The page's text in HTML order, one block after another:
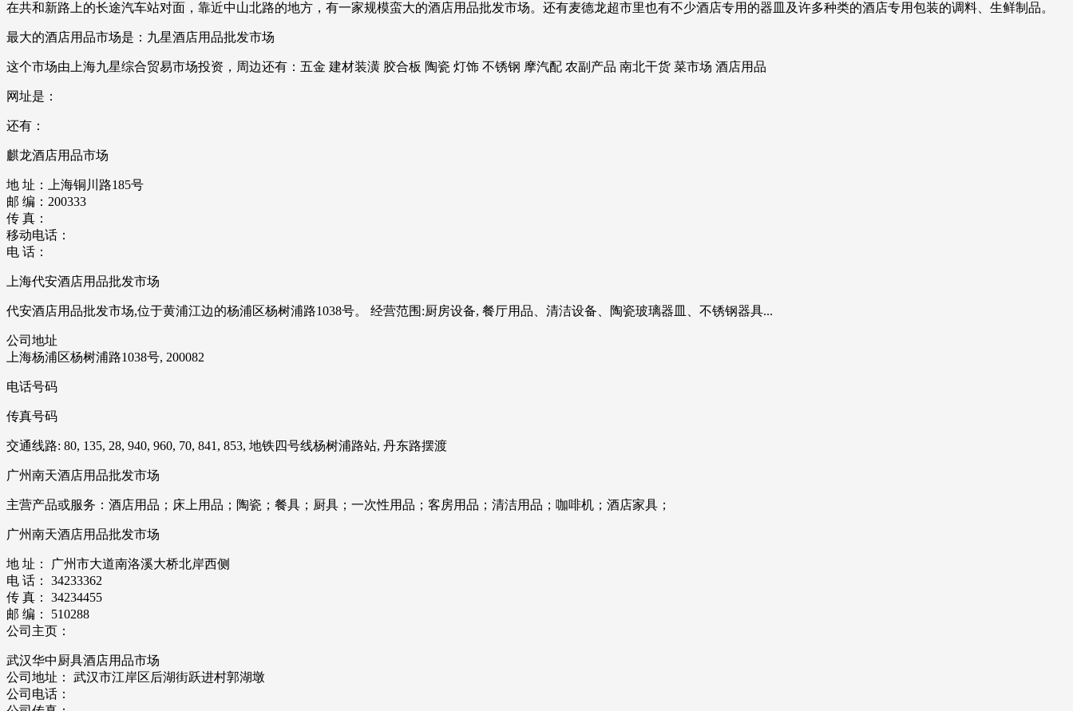
在共和新路上的长途汽车站对面，靠近中山北路的地方，有一家规模蛮大的酒店用品批发市场。还有麦德龙超市里也有不少酒店专用的器皿及许多种类的酒店专用包装的调料、生鲜制品。
最大的酒店用品市场是：九星酒店用品批发市场
这个市场由上海九星综合贸易市场投资，周边还有：五金 建材装潢 胶合板 陶瓷 灯饰 不锈钢 摩汽配 农副产品 南北干货 菜市场 酒店用品
网址是：
还有：
麒龙酒店用品市场
地 址：上海铜川路185号
邮 编：200333
传 真：
移动电话：
电 话：
上海代安酒店用品批发市场
代安酒店用品批发市场,位于黄浦江边的杨浦区杨树浦路1038号。 经营范围:厨房设备, 餐厅用品、清洁设备、陶瓷玻璃器皿、不锈钢器具...
公司地址
上海杨浦区杨树浦路1038号, 200082
电话号码
传真号码
交通线路: 80, 135, 28, 940, 960, 70, 841, 853, 地铁四号线杨树浦路站, 丹东路摆渡
广州南天酒店用品批发市场
主营产品或服务：酒店用品；床上用品；陶瓷；餐具；厨具；一次性用品；客房用品；清洁用品；咖啡机；酒店家具；
广州南天酒店用品批发市场
地 址： 广州市大道南洛溪大桥北岸西侧
电 话： 34233362
传 真： 34234455
邮 编： 510288
公司主页：
武汉华中厨具酒店用品市场
公司地址： 武汉市江岸区后湖街跃进村郭湖墩
公司电话：